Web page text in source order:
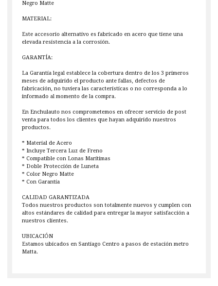
Negro Matte
MATERIAL:
Este accesorio alternativo es fabricado en acero que tiene una
elevada resistencia a la corrosión.
GARANTÍA:
La Garantía legal establece la cobertura dentro de los 3 primeros
meses de adquirido el producto ante fallas, defectos de
fabricación, no tuviera las características o no corresponda a lo
informado al momento de la compra.
En Enchulauto nos comprometemos en ofrecer servicio de post
venta para todos los clientes que hayan adquirido nuestros
productos.
* Material de Acero
* Incluye Tercera Luz de Freno
* Compatible con Lonas Marítimas
* Doble Protección de Luneta
* Color Negro Matte
* Con Garantía
CALIDAD GARANTIZADA
Todos nuestros productos son totalmente nuevos y cumplen con
altos estándares de calidad para entregar la mayor satisfacción a
nuestros clientes.
UBICACIÓN
Estamos ubicados en Santiago Centro a pasos de estación metro
Matta.